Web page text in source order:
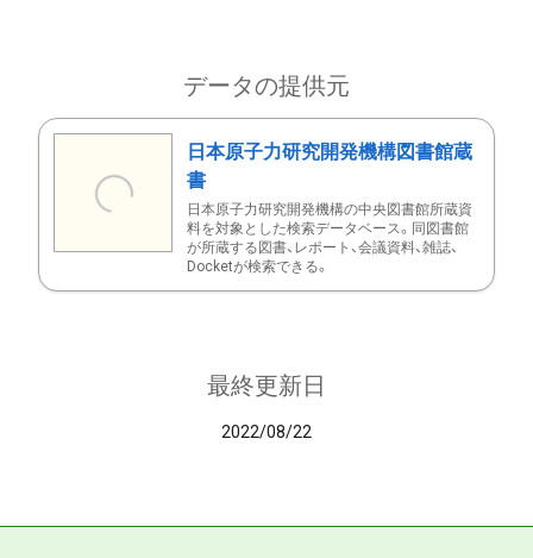
データの提供元
日本原子力研究開発機構図書館蔵
書
日本原子力研究開発機構の中央図書館所蔵資
料を対象とした検索データベース。同図書館
が所蔵する図書、レポート、会議資料、雑誌、
Docketが検索できる。
最終更新日
2022/08/22